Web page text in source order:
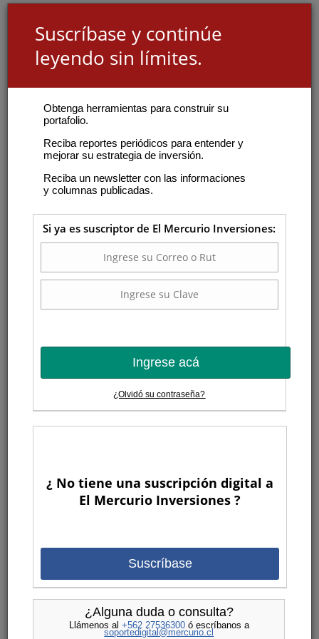
Suscríbase y continúe
leyendo sin límites.
Obtenga herramientas para construir su
portafolio.
Reciba reportes periódicos para entender y
mejorar su estrategia de inversión.
Reciba un newsletter con las informaciones
y columnas publicadas.
Si ya es suscriptor de El Mercurio Inversiones:
Ingrese acá
¿Olvidó su contraseña?
¿ No tiene una suscripción digital a
El Mercurio Inversiones ?
Suscríbase
¿Alguna duda o consulta?
Llámenos al +562 27536300ó escríbanos a
soportedigital@mercurio.cl